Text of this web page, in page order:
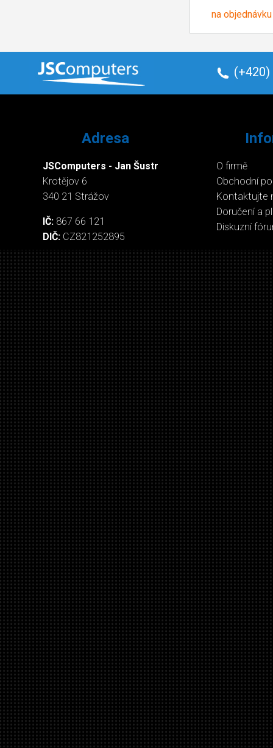
na objednávku
(+420)
Adresa
JSComputers - Jan Šustr
Krotějov 6
340 21 Strážov
IČ: 867 66 121
DIČ: CZ821252895
O firmě
Obchodní
Kontaktujte
Doručení a
Diskuzní